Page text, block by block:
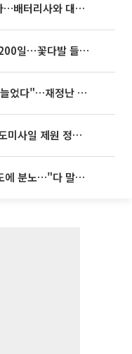
포스코퓨처엠, LFP 시장 뚫었다…배터리사와 대규모 장기 공급 합의
아옳이, 한의사 김형배와 벌써 200일⋯꽃다발 들고 "프러포즈 아냐"
추미애 "복지가 아니라 도민이 늘었다"…재정난 책임론 정면돌파
제원 정밀분석 중"
박문성, 축구협회 '성 접대' 보도에 분노…"다 말아먹으려고 작정했나"